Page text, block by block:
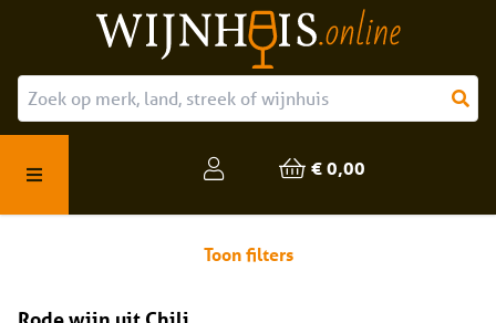
€ 0,00
Onze producten
Veelgestelde vragen
Toon filters